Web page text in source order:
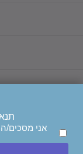
אני מסכים/ה